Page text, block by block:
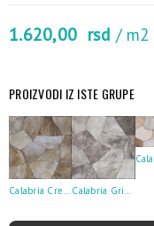
1.620,00 rsd / m2
PROIZVODI IZ ISTE GRUPE
Calabria Crema 33X33 Calabria Grigio Scuro 33X33